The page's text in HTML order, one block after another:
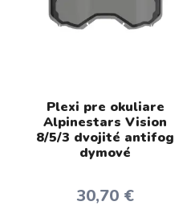
Plexi pre okuliare
Alpinestars Vision
8/5/3 dvojité antifog
dymové
30,70 €